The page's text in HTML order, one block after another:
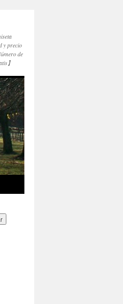
y precio
de
】